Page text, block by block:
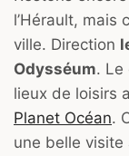
l’Hérault, mais
ville. Direction
Odysséum. Le
lieux de loisirs
Planet Océan.
une belle visite